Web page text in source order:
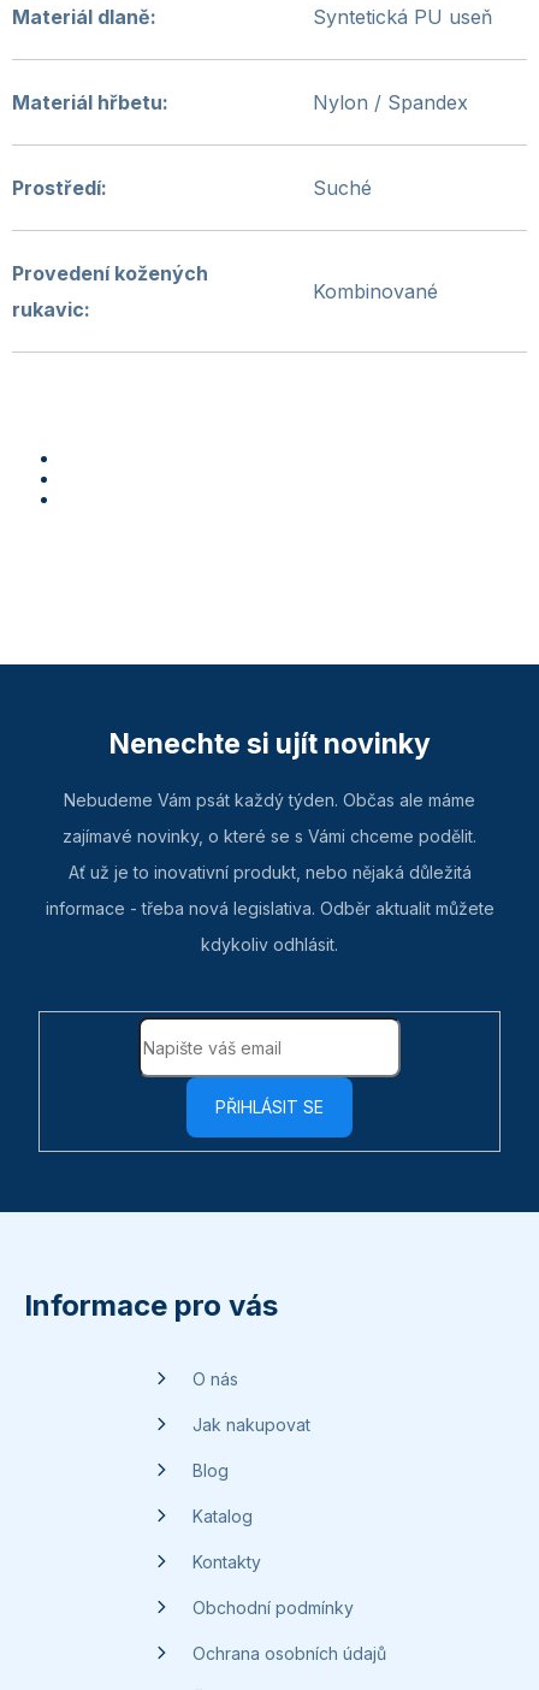
Materiál dlaně: Syntetická PU useň
Materiál hřbetu: Nylon / Spandex
Prostředí: Suché
Provedení kožených
rukavic:
Kombinované
Nenechte si ujít novinky
Nebudeme Vám psát každý týden. Občas ale máme
zajímavé novinky, o které se s Vámi chceme podělit.
Ať už je to inovativní produkt, nebo nějaká důležitá
informace - třeba nová legislativa. Odběr aktualit můžete
kdykoliv odhlásit.
PŘIHLÁSIT SE
Informace pro vás
O nás
Jak nakupovat
Blog
Katalog
Kontakty
Obchodní podmínky
Ochrana osobních údajů